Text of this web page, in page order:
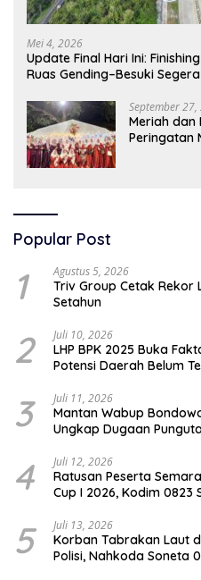
Mei 4, 2026
Update Final Hari Ini:
Ruas Gending–Besuki
September
Meriah dan
Peringatan
Popular Post
1 Agustus 5, 2026
Triv Group Cetak Rekor
Setahun
2 Juli 10, 2026
LHP BPK 2025 Buka
Potensi Daerah Belum
3 Juli 11, 2026
Mantan Wabup
Ungkap Dugaan
4 Juli 12, 2026
Ratusan Peserta
Cup I 2026, Kodim
5 Juli 13, 2026
Korban Tabrakan Laut
Polisi, Nahkoda Soneta